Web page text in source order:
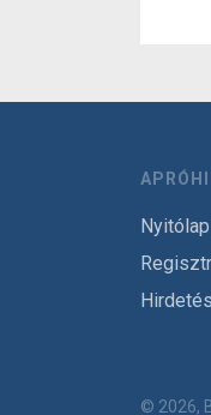
Nyitólap
© 2026,